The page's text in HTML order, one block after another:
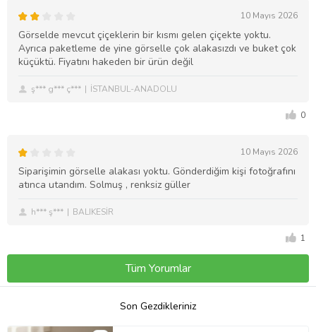
10 Mayıs 2026
Görselde mevcut çiçeklerin bir kısmı gelen çiçekte yoktu.
Ayrıca paketleme de yine görselle çok alakasızdı ve buket çok
küçüktü. Fiyatını hakeden bir ürün değil
ş*** g*** ç*** İSTANBUL-ANADOLU
0
10 Mayıs 2026
Siparişimin görselle alakası yoktu. Gönderdiğim kişi fotoğrafını
atınca utandım. Solmuş , renksiz güller
h*** ş*** BALIKESİR
1
Tüm Yorumlar
Son Gezdikleriniz